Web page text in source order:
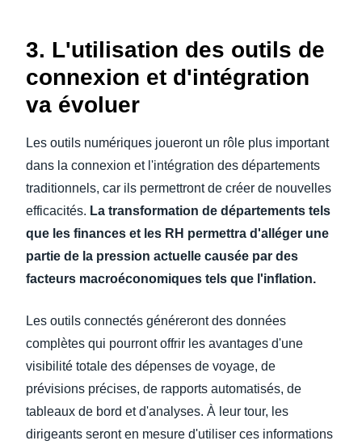
3. L'utilisation des outils de
connexion et d'intégration
va évoluer
Les outils numériques joueront un rôle plus important
dans la connexion et l'intégration des départements
traditionnels, car ils permettront de créer de nouvelles
efficacités. La transformation de départements tels
que les finances et les RH permettra d'alléger une
partie de la pression actuelle causée par des
facteurs macroéconomiques tels que l'inflation.
Les outils connectés généreront des données
complètes qui pourront offrir les avantages d'une
visibilité totale des dépenses de voyage, de
prévisions précises, de rapports automatisés, de
tableaux de bord et d'analyses. À leur tour, les
dirigeants seront en mesure d'utiliser ces informations